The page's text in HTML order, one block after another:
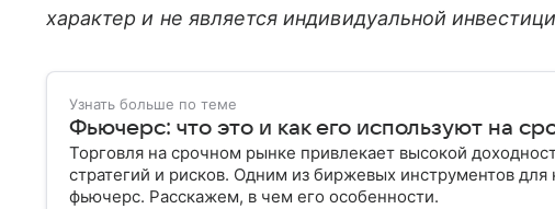
характер и не является индивидуальной
Узнать больше по теме
Фьючерс: что это и как его используют на
Торговля на срочном рынке привлекает высокой
стратегий и рисков. Одним из биржевых инструментов
фьючерс. Расскажем, в чем его особенности.